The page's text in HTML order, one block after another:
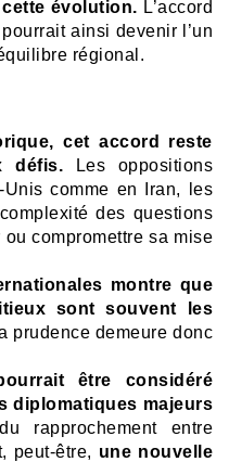
évolution. L’accord
ainsi devenir l’un
régional.
cet accord reste
défis.
Les oppositions
comme en Iran, les
des questions
compromettre sa mise
montre que
sont souvent les
prudence demeure donc
être considéré
diplomatiques majeurs
rapprochement entre
peut-être, une nouvelle